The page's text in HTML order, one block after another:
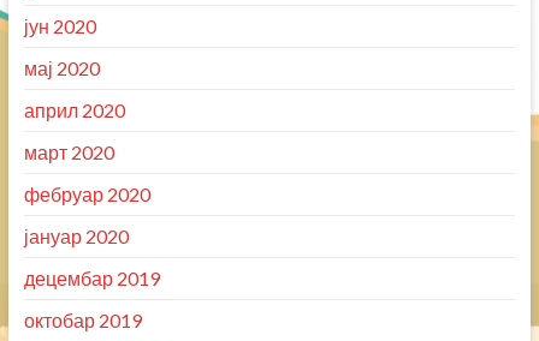
јун 2020
мај 2020
април 2020
март 2020
фебруар 2020
јануар 2020
децембар 2019
октобар 2019